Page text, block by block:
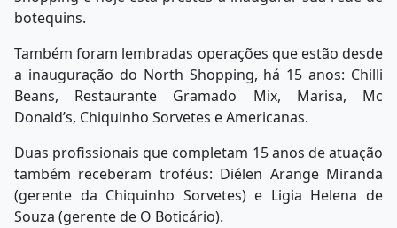
botequins.
Também foram lembradas operações que estão desde
a inauguração do North Shopping, há 15 anos: Chilli
Beans, Restaurante Gramado Mix, Marisa, Mc
Donald’s, Chiquinho Sorvetes e Americanas.
Duas profissionais que completam 15 anos de atuação
também receberam troféus: Diélen Arange Miranda
(gerente da Chiquinho Sorvetes) e Ligia Helena de
Souza (gerente de O Boticário).